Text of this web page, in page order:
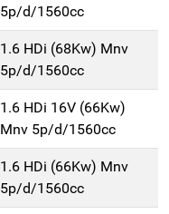
5p/d/1560cc
1.6 HDi (68Kw) Mnv
5p/d/1560cc
1.6 HDi 16V (66Kw)
Mnv 5p/d/1560cc
1.6 HDi (66Kw) Mnv
5p/d/1560cc